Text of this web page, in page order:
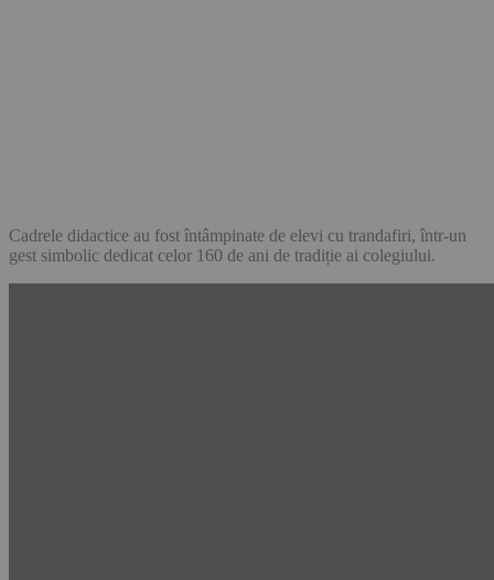
Cadrele didactice au fost întâmpinate de elevi cu trandafiri, într-un
gest simbolic dedicat celor 160 de ani de tradiție ai colegiului.